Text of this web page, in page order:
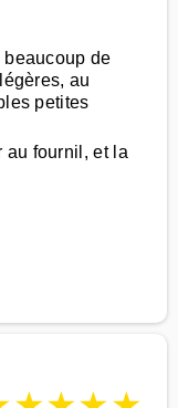
de
au
petites
au fournil, et la